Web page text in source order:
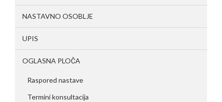
NASTAVNO OSOBLJE
UPIS
OGLASNA PLOČA
Raspored nastave
Termini konsultacija